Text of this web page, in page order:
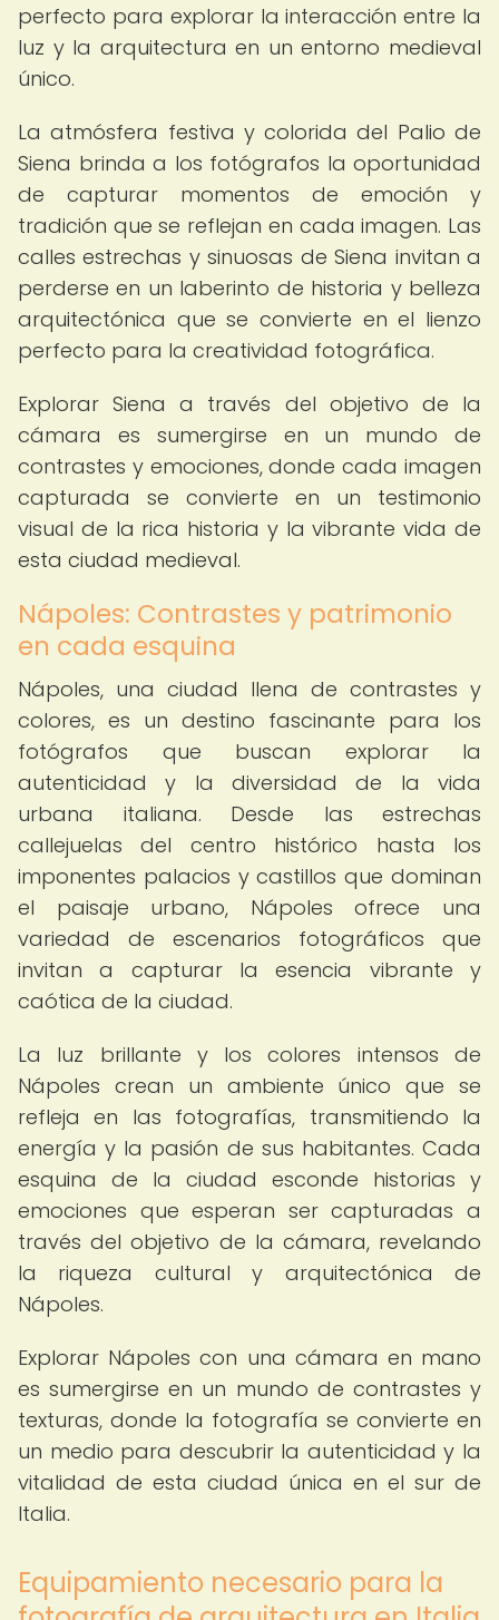
perfecto para explorar la interacción entre la
luz y la arquitectura en un entorno medieval
único.
La atmósfera festiva y colorida del Palio de
Siena brinda a los fotógrafos la oportunidad
de capturar momentos de emoción y
tradición que se reflejan en cada imagen. Las
calles estrechas y sinuosas de Siena invitan a
perderse en un laberinto de historia y belleza
arquitectónica que se convierte en el lienzo
perfecto para la creatividad fotográfica.
Explorar Siena a través del objetivo de la
cámara es sumergirse en un mundo de
contrastes y emociones, donde cada imagen
capturada se convierte en un testimonio
visual de la rica historia y la vibrante vida de
esta ciudad medieval.
Nápoles: Contrastes y patrimonio
en cada esquina
Nápoles, una ciudad llena de contrastes y
colores, es un destino fascinante para los
fotógrafos que buscan explorar la
autenticidad y la diversidad de la vida
urbana italiana. Desde las estrechas
callejuelas del centro histórico hasta los
imponentes palacios y castillos que dominan
el paisaje urbano, Nápoles ofrece una
variedad de escenarios fotográficos que
invitan a capturar la esencia vibrante y
caótica de la ciudad.
La luz brillante y los colores intensos de
Nápoles crean un ambiente único que se
refleja en las fotografías, transmitiendo la
energía y la pasión de sus habitantes. Cada
esquina de la ciudad esconde historias y
emociones que esperan ser capturadas a
través del objetivo de la cámara, revelando
la riqueza cultural y arquitectónica de
Nápoles.
Explorar Nápoles con una cámara en mano
es sumergirse en un mundo de contrastes y
texturas, donde la fotografía se convierte en
un medio para descubrir la autenticidad y la
vitalidad de esta ciudad única en el sur de
Italia.
Equipamiento necesario para la